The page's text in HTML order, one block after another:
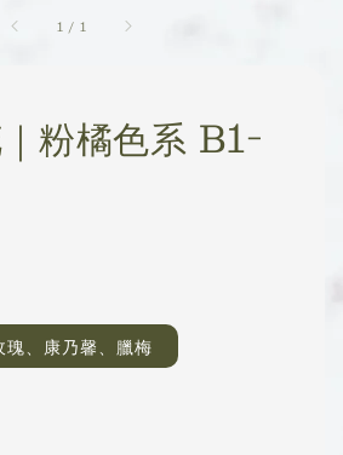
1 / 1
粉橘色系 B1-
、康乃馨、臘梅